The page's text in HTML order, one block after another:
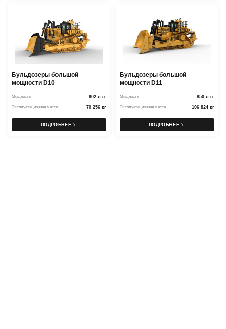
Бульдозеры большой
мощности D10
Мощность 602 л.с.
Эксплуатационная масса 70 256 кг
ПОДРОБНЕЕ
Бульдозеры большой
мощности D11
Мощность 850 л.с.
Эксплуатационная масса 106 824 кг
ПОДРОБНЕЕ